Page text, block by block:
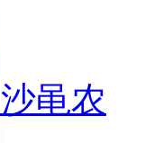
沙黾农